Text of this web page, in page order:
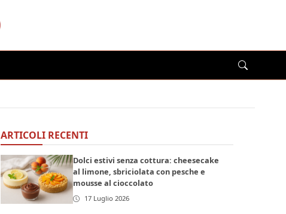
ARTICOLI RECENTI
Dolci estivi senza cottura: cheesecake
al limone, sbriciolata con pesche e
mousse al cioccolato
17 Luglio 2026